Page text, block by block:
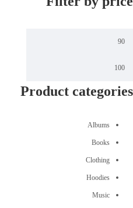
Product categories
Albums
Books
Clothing
Hoodies
Music